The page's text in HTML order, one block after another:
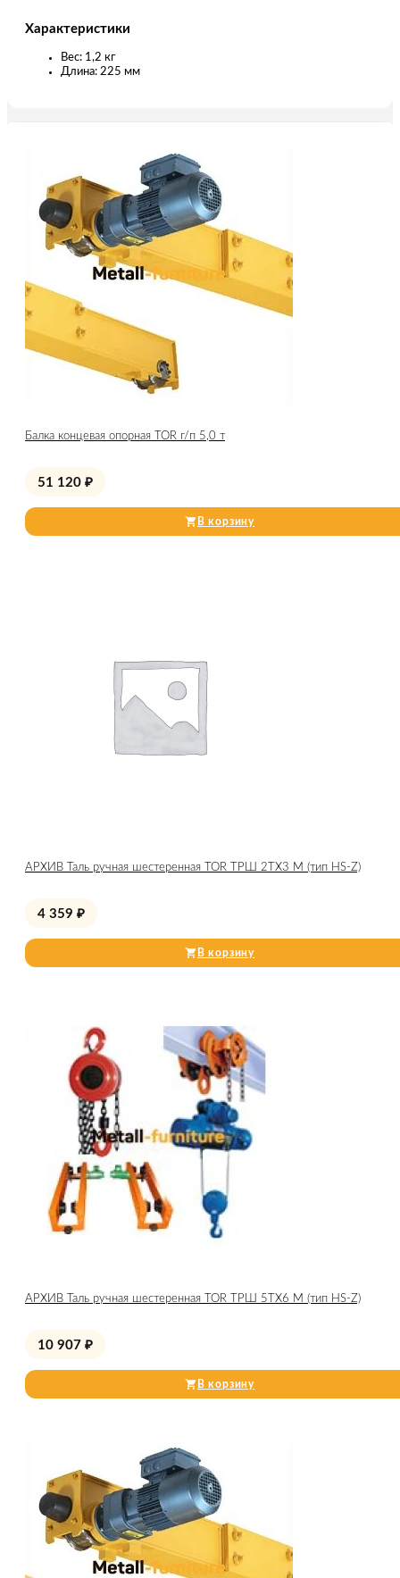
Характеристики
Вес: 1,2 кг
Длина: 225 мм
Балка концевая опорная TOR г/п 5,0 т
51 120 ₽
В корзину
АРХИВ Таль ручная шестеренная TOR ТРШ 2ТХ3 М (тип HS-Z)
4 359 ₽
В корзину
АРХИВ Таль ручная шестеренная TOR ТРШ 5ТХ6 М (тип HS-Z)
10 907 ₽
В корзину